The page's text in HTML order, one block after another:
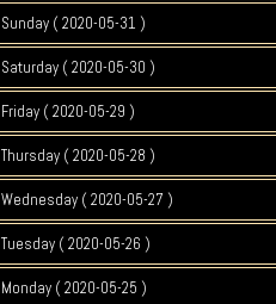
Sunday ( 2020-05-31 )
Saturday ( 2020-05-30 )
Friday ( 2020-05-29 )
Thursday ( 2020-05-28 )
Wednesday ( 2020-05-27 )
Tuesday ( 2020-05-26 )
Monday ( 2020-05-25 )